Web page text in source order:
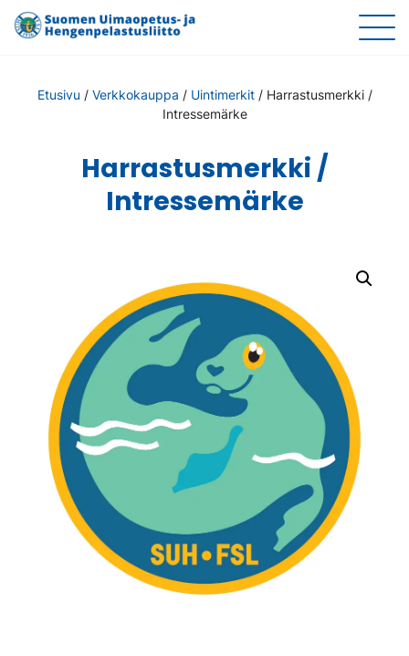
Etusivu / Verkkokauppa / Uintimerkit/ Harrastusmerkki /
Intressemärke
Harrastusmerkki /
Intressemärke